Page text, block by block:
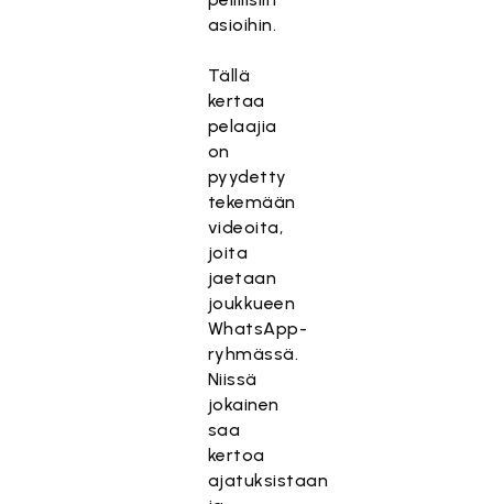
asioihin.
Tällä
kertaa
pelaajia
on
pyydetty
tekemään
videoita,
joita
jaetaan
joukkueen
WhatsApp-
ryhmässä.
Niissä
jokainen
saa
kertoa
ajatuksistaan